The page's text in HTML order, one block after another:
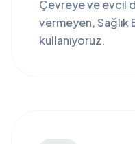
Çevreye ve evcil
vermeyen, Sağlık
kullanıyoruz.